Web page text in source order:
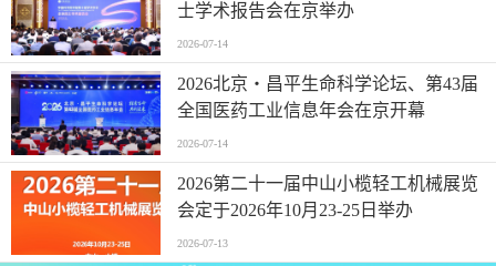
士学术报告会在京举办
2026-07-14
2026北京・昌平生命科学论坛、第43届
全国医药工业信息年会在京开幕
2026-07-14
2026第二十一届中山小榄轻工机械展览
会定于2026年10月23-25日举办
2026-07-13